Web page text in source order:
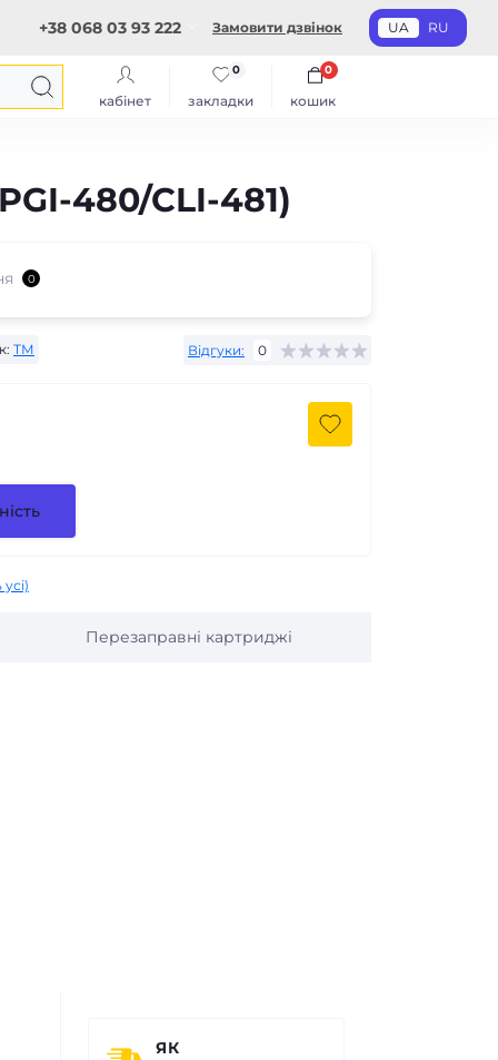
+38 068 03 93 222 Замовити дзвінок UA RU
кабінет закладки
0
кошик
0
480/CLI-481)
0
ТМ Відгуки: 0
Перезаправні картриджі
ЯК